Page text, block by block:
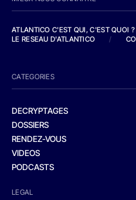
ATLANTICO C'EST QUI, C'EST QUOI ?
LE RESEAU D'ATLANTICO
/
CATEGORIES
DECRYPTAGES
DOSSIERS
RENDEZ-VOUS
VIDEOS
PODCASTS
LEGAL